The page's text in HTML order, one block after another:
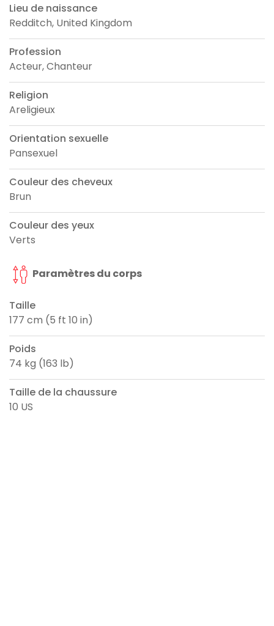
Lieu de naissance
Redditch, United Kingdom
Profession
Acteur, Chanteur
Religion
Areligieux
Orientation sexuelle
Pansexuel
Couleur des cheveux
Brun
Couleur des yeux
Verts
Paramètres du corps
Taille
177 cm (5 ft 10 in)
Poids
74 kg (163 lb)
Taille de la chaussure
10 US